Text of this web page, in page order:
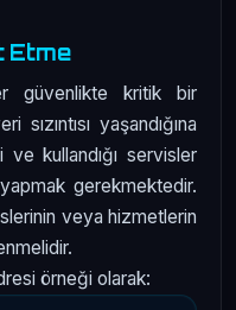
Etme
güvenlikte kritik bir
yaşandığına
kullandığı servisler
gerekmektedir.
veya hizmetlerin
örneği olarak: